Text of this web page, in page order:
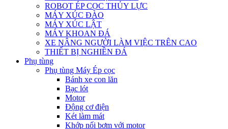
ROBOT ÉP CỌC THỦY LỰC
MÁY XÚC ĐÀO
MÁY XÚC LẬT
MÁY KHOAN ĐÁ
XE NÂNG NGƯỜI LÀM VIỆC TRÊN CAO
THIẾT BỊ NGHIỀN ĐÁ
Phụ tùng
Phụ tùng Máy Ép cọc
Bánh xe con lăn
Bạc lót
Motor
Động cơ điện
Két làm mát
Khớp nối bơm với motor